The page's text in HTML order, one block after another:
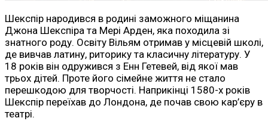
Шекспір народився в родині заможного міщанина
Джона Шекспіра та Мері Арден, яка походила зі
знатного роду. Освіту Вільям отримав у місцевій школі,
де вивчав латину, риторику та класичну літературу. У
18 років він одружився з Енн Гетевей, від якої мав
трьох дітей. Проте його сімейне життя не стало
перешкодою для творчості. Наприкінці 1580-х років
Шекспір переїхав до Лондона, де почав свою кар’єру в
театрі.